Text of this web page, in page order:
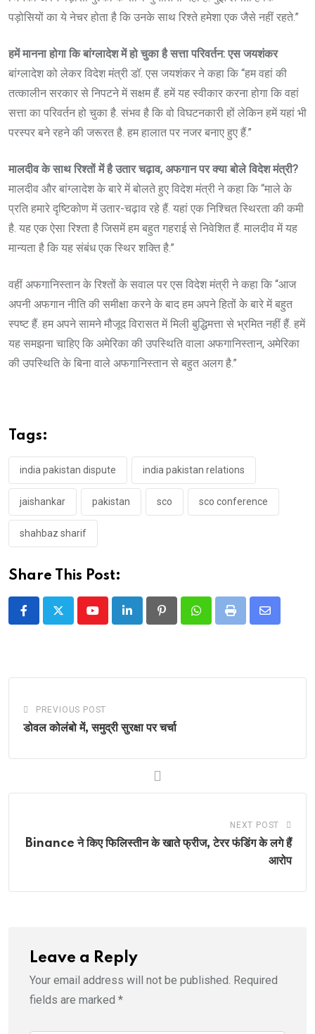
पड़ोसियों का ये नेचर होता है कि उनके साथ रिश्ते हमेशा एक जैसे नहीं रहते.”
हमें मानना होगा कि बांग्लादेश में हो चुका है सत्ता परिवर्तन: एस जयशंकर
बांग्लादेश को लेकर विदेश मंत्री डॉ. एस जयशंकर ने कहा कि “हम वहां की
तत्कालीन सरकार से निपटने में सक्षम हैं. हमें यह स्वीकार करना होगा कि वहां
सत्ता का परिवर्तन हो चुका है. संभव है कि वो विघटनकारी हों लेकिन हमें यहां भी
परस्पर बने रहने की जरूरत है. हम हालात पर नजर बनाए हुए हैं.”
मालदीव के साथ रिश्तों में है उतार चढ़ाव, अफगान पर क्या बोले विदेश मंत्री?
मालदीव और बांग्लादेश के बारे में बोलते हुए विदेश मंत्री ने कहा कि “माले के
प्रति हमारे दृष्टिकोण में उतार-चढ़ाव रहे हैं. यहां एक निश्चित स्थिरता की कमी
है. यह एक ऐसा रिश्ता है जिसमें हम बहुत गहराई से निवेशित हैं. मालदीव में यह
मान्यता है कि यह संबंध एक स्थिर शक्ति है.”
वहीं अफगानिस्तान के रिश्तों के सवाल पर एस विदेश मंत्री ने कहा कि “आज
अपनी अफगान नीति की समीक्षा करने के बाद हम अपने हितों के बारे में बहुत
स्पष्ट हैं. हम अपने सामने मौजूद विरासत में मिली बुद्धिमत्ता से भ्रमित नहीं हैं. हमें
यह समझना चाहिए कि अमेरिका की उपस्थिति वाला अफगानिस्तान, अमेरिका
की उपस्थिति के बिना वाले अफगानिस्तान से बहुत अलग है.”
Tags:
india pakistan dispute india pakistan relations
jaishankar pakistan sco sco conference
shahbaz sharif
Share This Post:
YoutubeLinkedInPinterestWhatsappPrint
Share
PREVIOUS POST
डोवल कोलंबो में, समुद्री सुरक्षा पर चर्चा
NEXT POST
Binance ने किए फिलिस्तीन के खाते फ्रीज, टेरर फंडिंग के लगे हैं
आरोप
Leave a Reply
Your email address will not be published. Required
fields are marked *